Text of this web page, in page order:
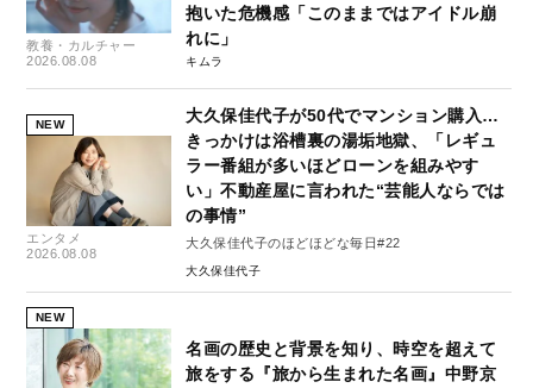
教養・カルチャー
2026.08.08
抱いた危機感「このままではアイドル崩
れに」
キムラ
NEW
エンタメ
2026.08.08
大久保佳代子が50代でマンション購入…
きっかけは浴槽裏の湯垢地獄、「レギュ
ラー番組が多いほどローンを組みやす
い」不動産屋に言われた“芸能人ならでは
の事情”
大久保佳代子のほどほどな毎日#22
大久保佳代子
NEW
名画の歴史と背景を知り、時空を超えて
旅をする『旅から生まれた名画』中野京